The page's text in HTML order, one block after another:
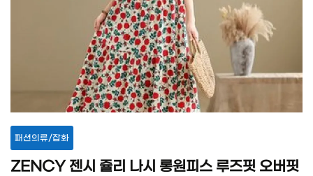
패션의류/잡화
ZENCY 젠시 쥴리 나시 롱원피스 루즈핏 오버핏